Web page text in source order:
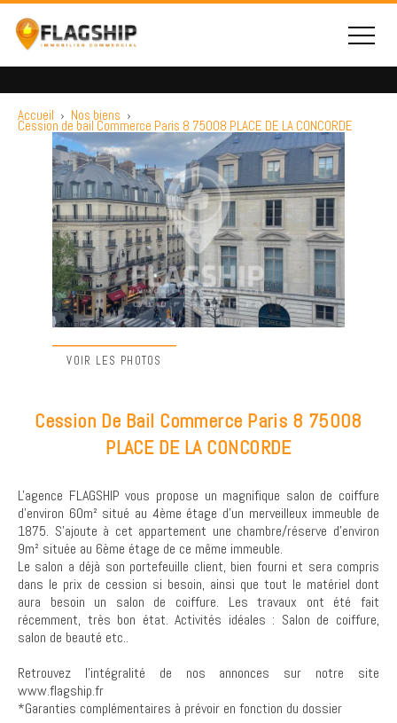
Accueil › Nos biens ›
Cession de bail Commerce Paris 8 75008 PLACE DE LA CONCORDE
VOIR LES PHOTOS
Cession De Bail Commerce Paris 8 75008
PLACE DE LA CONCORDE
L'agence FLAGSHIP vous propose un magnifique salon de coiffure
d'environ 60m² situé au 4ème étage d'un merveilleux immeuble de
1875. S'ajoute à cet appartement une chambre/réserve d'environ
9m² située au 6ème étage de ce même immeuble.
Le salon a déjà son portefeuille client, bien fourni et sera compris
dans le prix de cession si besoin, ainsi que tout le matériel dont
aura besoin un salon de coiffure. Les travaux ont été fait
récemment, très bon état. Activités idéales : Salon de coiffure,
salon de beauté etc..
Retrouvez l’intégralité de nos annonces sur notre site
www.flagship.fr
*Garanties complémentaires à prévoir en fonction du dossier